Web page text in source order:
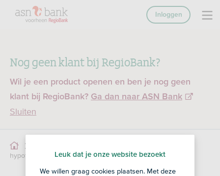
Nog geen klant bij RegioBank?
Wil je een product openen en ben je nog geen
klant bij RegioBank? Ga dan naar ASN Bank
Sluiten
Inloggen
hypotheek berekenenLeuk dat je onze website bezoekt
We willen graag cookies plaatsen. Met deze